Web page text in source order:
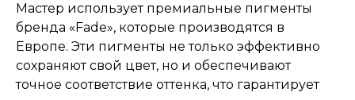
Мастер использует премиальные пигменты
бренда «Fade», которые производятся в
Европе. Эти пигменты не только эффективно
сохраняют свой цвет, но и обеспечивают
точное соответствие оттенка, что гарантирует